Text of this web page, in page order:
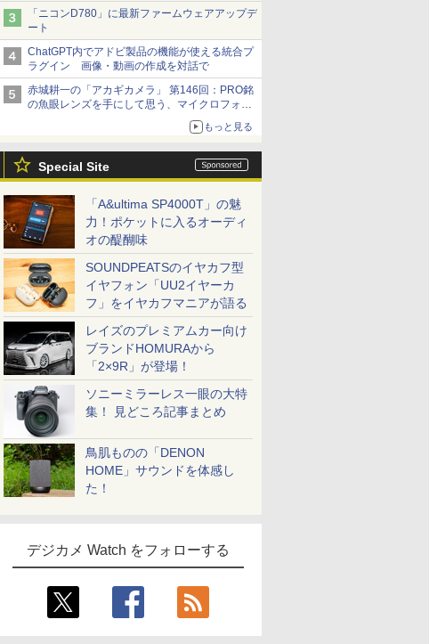
「ニコンD780」に最新ファームウェアアップデ
ート
ChatGPT内でアドビ製品の機能が使える統合プ
ラグイン 画像・動画の作成を対話で
赤城耕一の「アカギカメラ」 第146回：PRO銘
の魚眼レンズを手にして思う、マイクロフォー
もっと見る
Special Site
「A&ultima SP4000T」の魅
力！ポケットに入るオーディ
オの醍醐味
SOUNDPEATSのイヤカフ型
イヤフォン「UU2イヤーカ
フ」をイヤカフマニアが語る
レイズのプレミアムカー向け
ブランドHOMURAから
「2×9R」が登場！
ソニーミラーレス一眼の大特
集！ 見どころ記事まとめ
鳥肌ものの「DENON
HOME」サウンドを体感し
た！
デジカメ Watch をフォローする